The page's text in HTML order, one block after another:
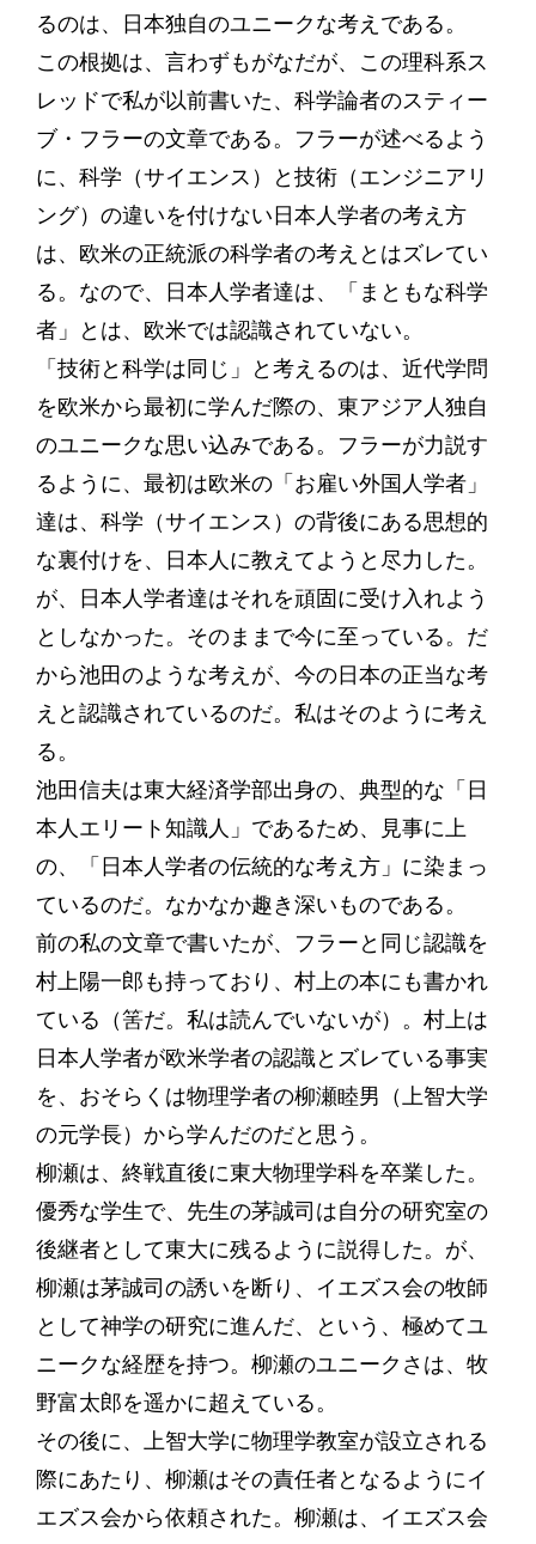
るのは、日本独自のユニークな考えである。
この根拠は、言わずもがなだが、この理科系ス
レッドで私が以前書いた、科学論者のスティー
ブ・フラーの文章である。フラーが述べるよう
に、科学（サイエンス）と技術（エンジニアリ
ング）の違いを付けない日本人学者の考え方
は、欧米の正統派の科学者の考えとはズレてい
る。なので、日本人学者達は、「まともな科学
者」とは、欧米では認識されていない。
「技術と科学は同じ」と考えるのは、近代学問
を欧米から最初に学んだ際の、東アジア人独自
のユニークな思い込みである。フラーが力説す
るように、最初は欧米の「お雇い外国人学者」
達は、科学（サイエンス）の背後にある思想的
な裏付けを、日本人に教えてようと尽力した。
が、日本人学者達はそれを頑固に受け入れよう
としなかった。そのままで今に至っている。だ
から池田のような考えが、今の日本の正当な考
えと認識されているのだ。私はそのように考え
る。
池田信夫は東大経済学部出身の、典型的な「日
本人エリート知識人」であるため、見事に上
の、「日本人学者の伝統的な考え方」に染まっ
ているのだ。なかなか趣き深いものである。
前の私の文章で書いたが、フラーと同じ認識を
村上陽一郎も持っており、村上の本にも書かれ
ている（筈だ。私は読んでいないが）。村上は
日本人学者が欧米学者の認識とズレている事実
を、おそらくは物理学者の柳瀬睦男（上智大学
の元学長）から学んだのだと思う。
柳瀬は、終戦直後に東大物理学科を卒業した。
優秀な学生で、先生の茅誠司は自分の研究室の
後継者として東大に残るように説得した。が、
柳瀬は茅誠司の誘いを断り、イエズス会の牧師
として神学の研究に進んだ、という、極めてユ
ニークな経歴を持つ。柳瀬のユニークさは、牧
野富太郎を遥かに超えている。
その後に、上智大学に物理学教室が設立される
際にあたり、柳瀬はその責任者となるようにイ
エズス会から依頼された。柳瀬は、イエズス会